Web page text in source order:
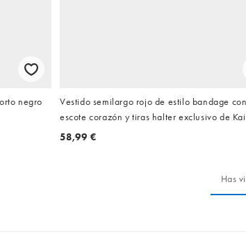
negro
Vestido semilargo rojo de estilo bandage con
escote corazón y tiras halter exclusivo de
58,99 €
Has